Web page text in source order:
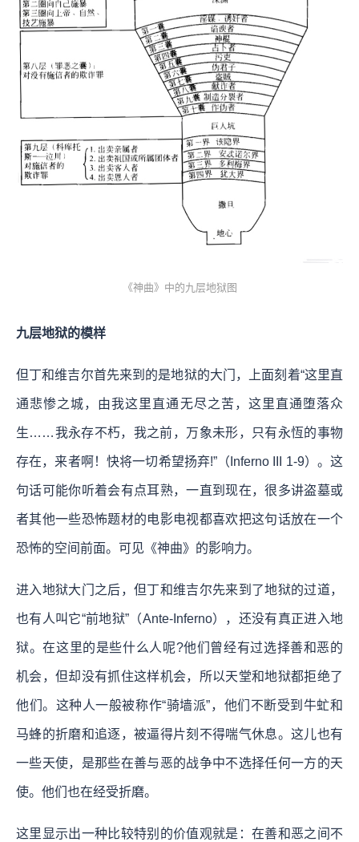
《神曲》中的九层地狱图
九层地狱的模样
但丁和维吉尔首先来到的是地狱的大门，上面刻着“这里直
通悲惨之城，由我这里直通无尽之苦，这里直通堕落众
生……我永存不朽，我之前，万象未形，只有永恆的事物
存在，来者啊！快将一切希望扬弃!”（Inferno III 1-9）。这
句话可能你听着会有点耳熟，一直到现在，很多讲盗墓或
者其他一些恐怖题材的电影电视都喜欢把这句话放在一个
恐怖的空间前面。可见《神曲》的影响力。
进入地狱大门之后，但丁和维吉尔先来到了地狱的过道，
也有人叫它“前地狱”（Ante-Inferno），还没有真正进入地
狱。在这里的是些什么人呢?他们曾经有过选择善和恶的
机会，但却没有抓住这样机会，所以天堂和地狱都拒绝了
他们。这种人一般被称作“骑墙派”，他们不断受到牛虻和
马蜂的折磨和追逐，被逼得片刻不得喘气休息。这儿也有
一些天使，是那些在善与恶的战争中不选择任何一方的天
使。他们也在经受折磨。
这里显示出一种比较特别的价值观就是：在善和恶之间不